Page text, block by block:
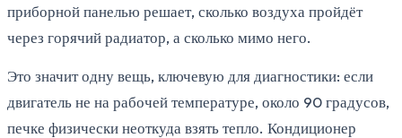
приборной панелью решает, сколько воздуха пройдёт
через горячий радиатор, а сколько мимо него.
Это значит одну вещь, ключевую для диагностики: если
двигатель не на рабочей температуре, около 90 градусов,
печке физически неоткуда взять тепло. Кондиционер